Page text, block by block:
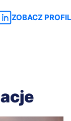
ZOBACZ